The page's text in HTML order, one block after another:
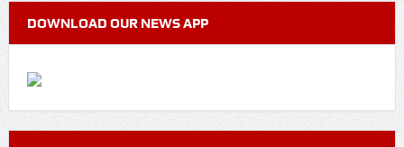
DOWNLOAD OUR NEWS APP